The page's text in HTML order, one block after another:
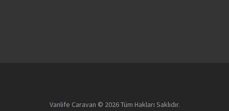
Vanlife Caravan © 2026 Tüm Hakları Saklıdır.